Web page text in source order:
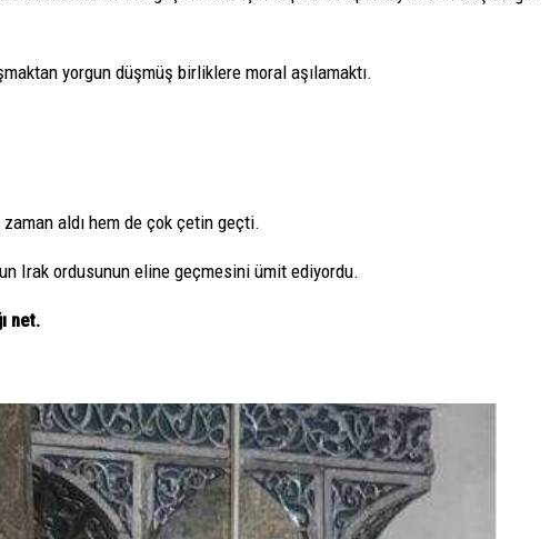
yorgun düşmüş birliklere moral aşılamaktı.
aldı hem de çok çetin geçti.
Irak ordusunun eline geçmesini ümit ediyordu.
net.